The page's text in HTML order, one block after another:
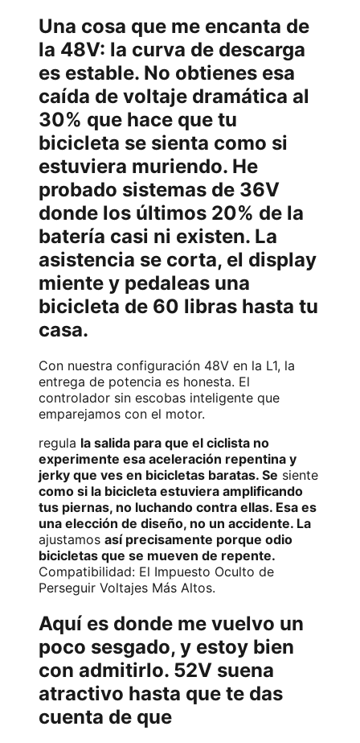
Una cosa que me encanta de
la 48V: la curva de descarga
es estable. No obtienes esa
caída de voltaje dramática al
30% que hace que tu
bicicleta se sienta como si
estuviera muriendo. He
probado sistemas de 36V
donde los últimos 20% de la
batería casi ni existen. La
asistencia se corta, el display
miente y pedaleas una
bicicleta de 60 libras hasta tu
casa.
Con nuestra configuración 48V en la L1, la
entrega de potencia es honesta. El
controlador sin escobas inteligente que
emparejamos con el motor.
regula la salida para que el ciclista no
experimente esa aceleración repentina y
jerky que ves en bicicletas baratas. Se siente
como si la bicicleta estuviera amplificando
tus piernas, no luchando contra ellas. Esa es
una elección de diseño, no un accidente. La
ajustamos así precisamente porque odio
bicicletas que se mueven de repente.
Compatibilidad: El Impuesto Oculto de
Perseguir Voltajes Más Altos.
Aquí es donde me vuelvo un
poco sesgado, y estoy bien
con admitirlo. 52V suena
atractivo hasta que te das
cuenta de que